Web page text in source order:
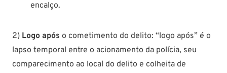
encalço.
2) Logo após o cometimento do delito: “logo após” é o
lapso temporal entre o acionamento da polícia, seu
comparecimento ao local do delito e colheita de